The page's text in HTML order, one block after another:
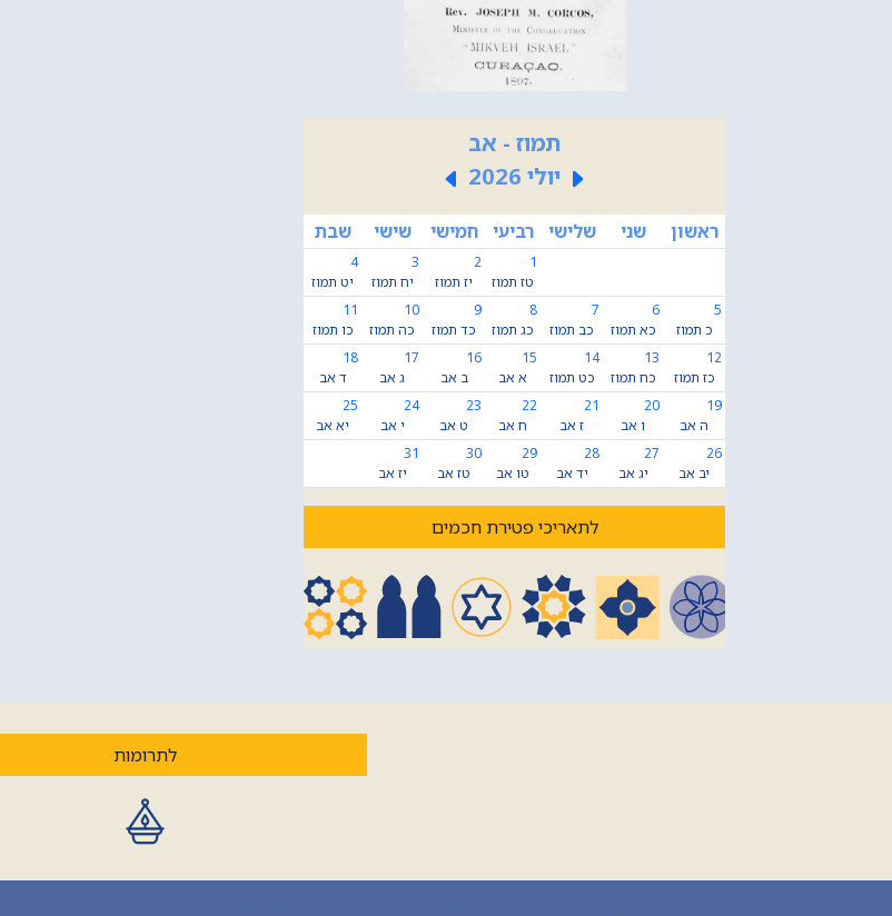
תמוז - אב
יולי 2026
ראשון שני שלישי רביעי חמישי שישי שבת
1
טז תמוז
2
יז תמוז
3
יח תמוז
4
יט תמוז
5
כ תמוז
6
כא תמוז
7
כב תמוז
8
כג תמוז
9
כד תמוז
10
כה תמוז
11
כו תמוז
12
כז תמוז
13
כח תמוז
14
כט תמוז
15
א אב
16
ב אב
17
ג אב
18
ד אב
19
ה אב
20
ו אב
21
ז אב
22
ח אב
23
ט אב
24
י אב
25
יא אב
26
יב אב
27
יג אב
28
יד אב
29
טו אב
30
טז אב
31
יז אב
לתאריכי פטירת חכמים
לתרומות